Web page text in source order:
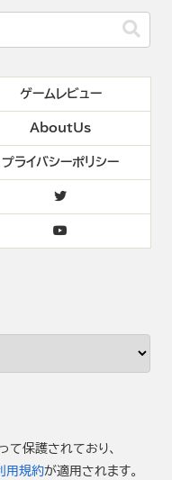
ゲームレビュー
AboutUs
プライバシーポリシー
保護されており、
用規約が適用されます。